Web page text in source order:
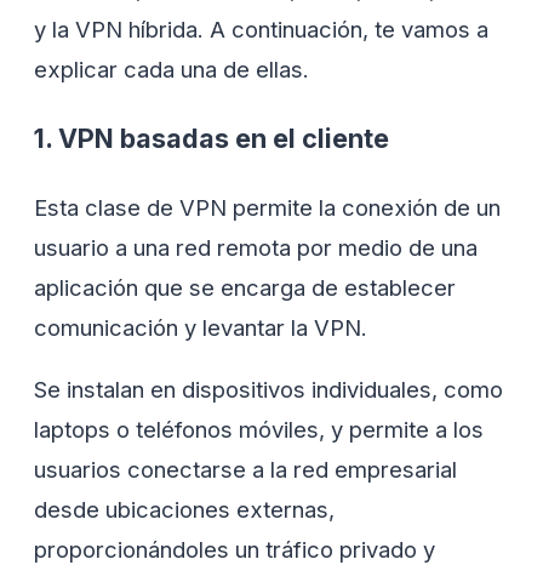
y la VPN híbrida. A continuación, te vamos a
explicar cada una de ellas.
1. VPN basadas en el cliente
Esta clase de VPN permite la conexión de un
usuario a una red remota por medio de una
aplicación que se encarga de establecer
comunicación y levantar la VPN.
Se instalan en dispositivos individuales, como
laptops o teléfonos móviles, y permite a los
usuarios conectarse a la red empresarial
desde ubicaciones externas,
proporcionándoles un tráfico privado y